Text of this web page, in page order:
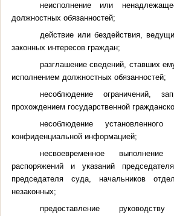
неисполнение или
должностных обязанностей;
действие или бездействия,
законных интересов граждан;
разглашение сведений, ставших
исполнением должностных обязанностей;
несоблюдение ограничений,
прохождением государственной
несоблюдение
конфиденциальной информацией;
несвоевременное
распоряжений и указаний
председателя суда, начальников
незаконных;
предоставление руководству